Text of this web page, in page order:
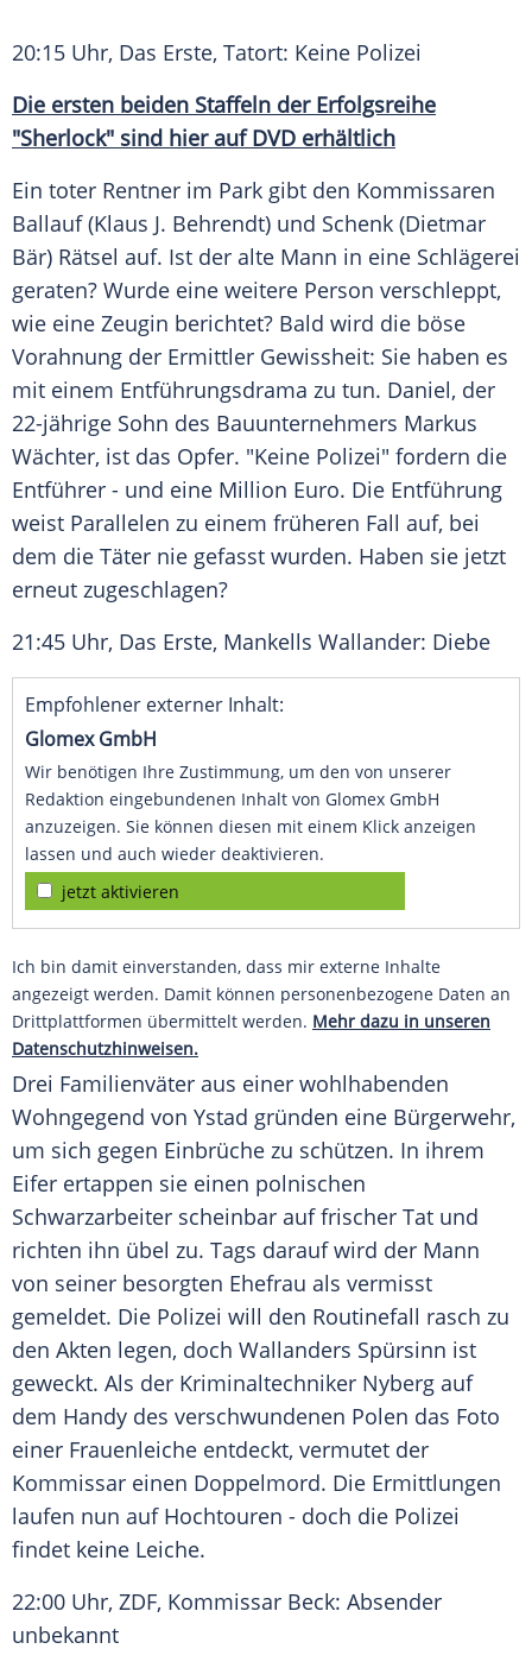
20:15 Uhr, Das Erste, Tatort: Keine Polizei
Die ersten beiden Staffeln der Erfolgsreihe
"Sherlock" sind hier auf DVD erhältlich
Ein toter Rentner im Park gibt den Kommissaren
Ballauf (Klaus J. Behrendt) und Schenk (Dietmar
Bär) Rätsel auf. Ist der alte Mann in eine Schlägerei
geraten? Wurde eine weitere Person verschleppt,
wie eine Zeugin berichtet? Bald wird die böse
Vorahnung der Ermittler Gewissheit: Sie haben es
mit einem Entführungsdrama zu tun. Daniel, der
22-jährige Sohn des Bauunternehmers Markus
Wächter, ist das Opfer. "Keine Polizei" fordern die
Entführer - und eine Million Euro. Die Entführung
weist Parallelen zu einem früheren Fall auf, bei
dem die Täter nie gefasst wurden. Haben sie jetzt
erneut zugeschlagen?
21:45 Uhr, Das Erste, Mankells Wallander: Diebe
Empfohlener externer Inhalt:
Glomex GmbH
Wir benötigen Ihre Zustimmung, um den von unserer
Redaktion eingebundenen Inhalt von Glomex GmbH
anzuzeigen. Sie können diesen mit einem Klick anzeigen
lassen und auch wieder deaktivieren.
jetzt aktivieren
Ich bin damit einverstanden, dass mir externe Inhalte
angezeigt werden. Damit können personenbezogene Daten an
Drittplattformen übermittelt werden. Mehr dazu in unseren
Datenschutzhinweisen.
Drei Familienväter aus einer wohlhabenden
Wohngegend von Ystad gründen eine Bürgerwehr,
um sich gegen Einbrüche zu schützen. In ihrem
Eifer ertappen sie einen polnischen
Schwarzarbeiter scheinbar auf frischer Tat und
richten ihn übel zu. Tags darauf wird der Mann
von seiner besorgten Ehefrau als vermisst
gemeldet. Die Polizei will den Routinefall rasch zu
den Akten legen, doch Wallanders Spürsinn ist
geweckt. Als der Kriminaltechniker Nyberg auf
dem Handy des verschwundenen Polen das Foto
einer Frauenleiche entdeckt, vermutet der
Kommissar einen Doppelmord. Die Ermittlungen
laufen nun auf Hochtouren - doch die Polizei
findet keine Leiche.
22:00 Uhr, ZDF, Kommissar Beck: Absender
unbekannt